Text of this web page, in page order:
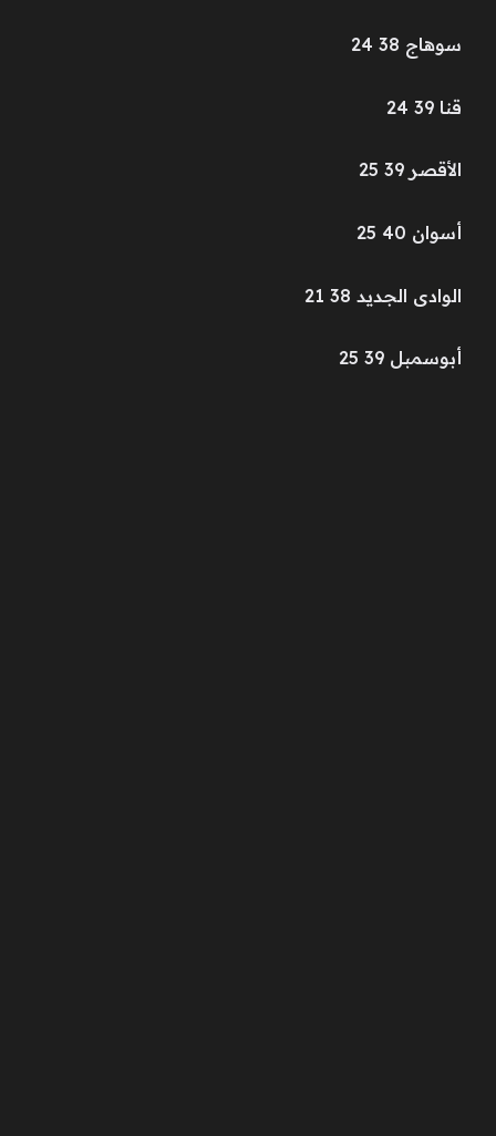
سوهاج 38 24
قنا 39 24
الأقصر 39 25
أسوان 40 25
الوادى الجديد 38 21
أبوسمبل 39 25